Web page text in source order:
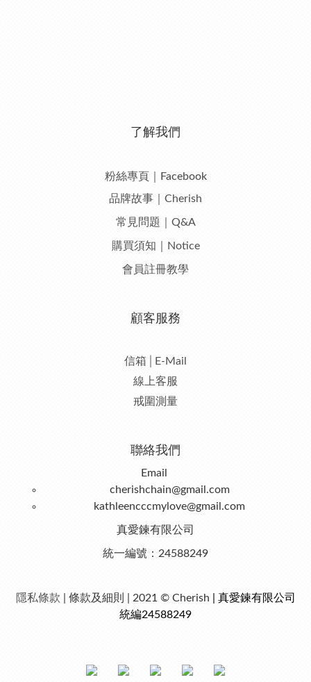
了解我們
粉絲專頁｜Facebook
品牌故事｜Cherish
常見問題｜Q&A
購買須知｜Notice
會員註冊教學
顧客服務
信箱│E-Mail
線上客服
戒圍測量
聯絡我們
Email
cherishchain@gmail.com
kathleencccmylove@gmail.com
真愛鍊有限公司
統一編號：24588249
隱私條款 | 條款及細則 | 2021 © Cherish | 真愛鍊有限公司
統編24588249